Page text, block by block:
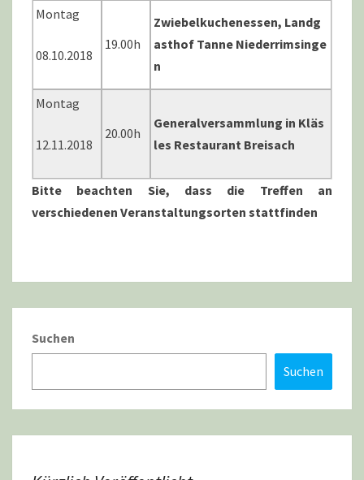
Montag
08.10.2018
19.00h
Zwiebelkuchenessen, Landg
asthof Tanne Niederrimsinge
n
Montag
12.11.2018
20.00h
Generalversammlung in Kläs
les Restaurant Breisach
Bitte beachten Sie, dass die Treffen an
verschiedenen Veranstaltungsorten stattfinden
Suchen
Suchen